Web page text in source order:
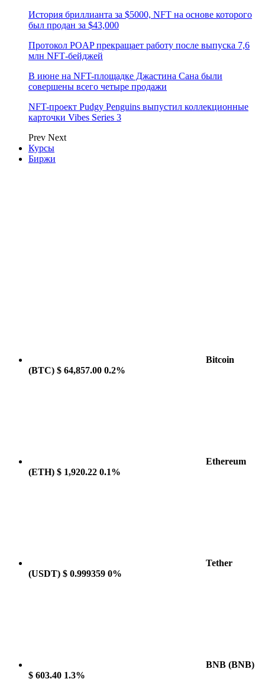
История бриллианта за $5000, NFT на основе которого
был продан за $43,000
Протокол POAP прекращает работу после выпуска 7,6
млн NFT‑бейджей
В июне на NFT-площадке Джастина Сана были
совершены всего четыре продажи
NFT-проект Pudgy Penguins выпустил коллекционные
карточки Vibes Series 3
Prev Next
Курсы
Биржи
Bitcoin
(BTC) $ 64,857.00 0.2%
Ethereum
(ETH) $ 1,920.22 0.1%
Tether
(USDT) $ 0.999359 0%
BNB (BNB)
$ 603.40 1.3%